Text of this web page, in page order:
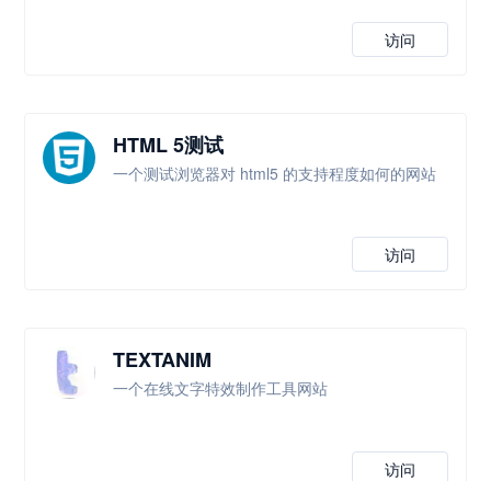
访问
HTML 5测试
一个测试浏览器对 html5 的支持程度如何的网站
访问
TEXTANIM
一个在线文字特效制作工具网站
访问